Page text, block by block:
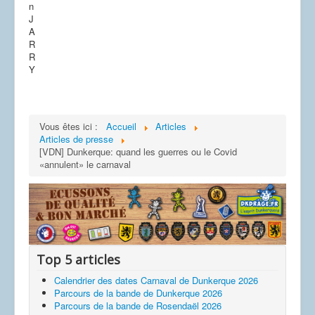
n
J
A
R
R
Y
Vous êtes ici : Accueil
Articles
Articles de presse
[VDN] Dunkerque: quand les guerres ou le Covid
«annulent» le carnaval
Top 5 articles
Calendrier des dates Carnaval de Dunkerque 2026
Parcours de la bande de Dunkerque 2026
Parcours de la bande de Rosendaël 2026